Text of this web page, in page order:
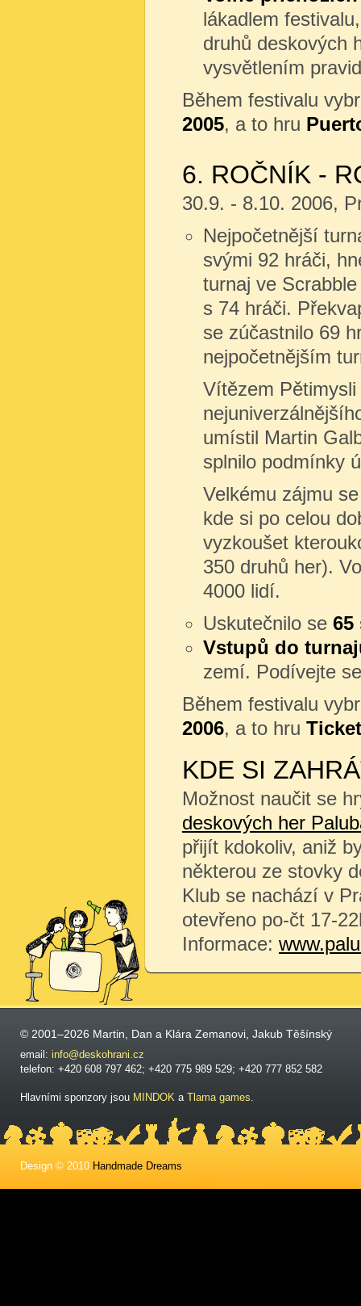
lákadlem
druhů deskových
vysvětlením
Během festivalu
2005, a to hru
6. ROČNÍK -
30.9. - 8.10. 2006,
Nejpočetnější
svými 92 hráči,
turnaj ve
s 74 hráči.
se zúčastnilo 69
nejpočetnějším
Vítězem
umístil Martin
splnilo podmínky
Velkému zájmu
kde si po celou
vyzkoušet
350 druhů her).
4000 lidí.
Uskutečnilo se 65
Vstupů do
zemí. Podívejte
Během festivalu
2006, a to hru
KDE SI
Možnost naučit se
deskových her
přijít kdokoliv, aniž
některou ze stovky
Klub se nachází v
otevřeno po-čt 17-
Informace:
© 2001–2026 Martin, Dan a Klára Zemanovi, Jakub Těšínský
email: info@deskohrani.cz
telefon: +420 608 797 462; +420 775 989 529; +420 777 852 582
Hlavními sponzory jsou MINDOK a Tlama games.
Design © 2010 Handmade Dreams